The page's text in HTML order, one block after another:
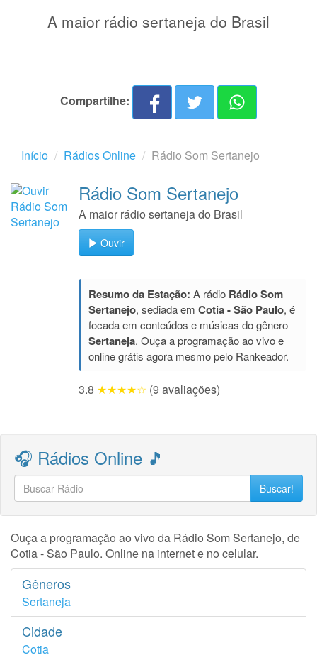
A maior rádio sertaneja do Brasil
Compartilhe:
Início Rádios Online Rádio Som Sertanejo
Rádio Som Sertanejo
A maior rádio sertaneja do Brasil
Ouvir
Resumo da Estação: A rádio Rádio Som
Sertanejo, sediada em Cotia - São Paulo, é
focada em conteúdos e músicas do gênero
Sertaneja. Ouça a programação ao vivo e
online grátis agora mesmo pelo Rankeador.
3.8 ★★★★☆ (9 avaliações)
🎧 Rádios Online 🎵
Buscar!
Ouça a programação ao vivo da Rádio Som Sertanejo, de
Cotia - São Paulo. Online na internet e no celular.
Gêneros
Sertaneja
Cidade
Cotia